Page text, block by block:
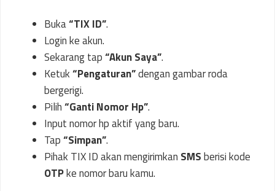
Buka“TIX ID”.
Login ke akun.
Sekarang tap“Akun Saya”.
Ketuk“Pengaturan”dengan gambar roda
bergerigi.
Pilih“Ganti Nomor Hp”.
Input nomor hp aktif yang baru.
Tap“Simpan”.
Pihak TIX ID akan mengirimkan SMSberisi kode
OTPke nomor baru kamu.